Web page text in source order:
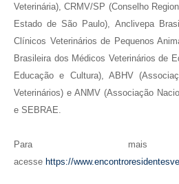
Veterinária), CRMV/SP (Conselho
Estado de São Paulo), Anclivepa
Clínicos Veterinários de Pequenos
Brasileira dos Médicos Veterinários de
Educação e Cultura), ABHV
Veterinários) e ANMV (Associação
e SEBRAE.
Para mais
acesse https://